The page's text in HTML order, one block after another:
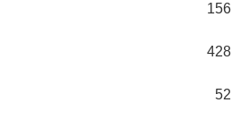
156
428
52